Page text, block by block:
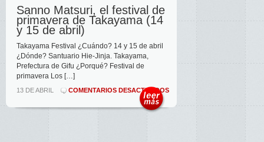
Sanno Matsuri, el festival de
primavera de Takayama (14
y 15 de abril)
Takayama Festival ¿Cuándo? 14 y 15 de abril
¿Dónde? Santuario Hie-Jinja. Takayama,
Prefectura de Gifu ¿Porqué? Festival de
primavera Los […]
13 DE ABRIL COMENTARIOS DESACTIVADOSEN
MATSURI,